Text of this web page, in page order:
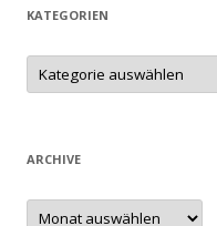
KATEGORIEN
Kategorien
ARCHIVE
Archive